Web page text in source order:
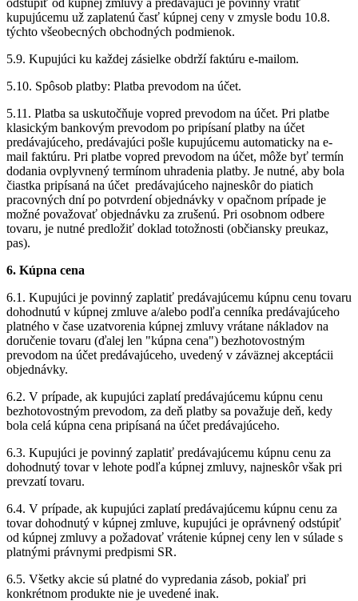
kupujúcemu už zaplatenú časť kúpnej ceny v zmysle bodu 10.8.
týchto všeobecných obchodných podmienok.
5.9. Kupujúci ku každej zásielke obdrží faktúru e-mailom.
5.10. Spôsob platby: Platba prevodom na účet.
5.11. Platba sa uskutočňuje vopred prevodom na účet. Pri platbe
klasickým bankovým prevodom po pripísaní platby na účet
predávajúceho, predávajúci pošle kupujúcemu automaticky na e-
mail faktúru. Pri platbe vopred prevodom na účet, môže byť termín
dodania ovplyvnený termínom uhradenia platby. Je nutné, aby bola
čiastka pripísaná na účet predávajúceho najneskôr do piatich
pracovných dní po potvrdení objednávky v opačnom prípade je
možné považovať objednávku za zrušenú. Pri osobnom odbere
tovaru, je nutné predložiť doklad totožnosti (občiansky preukaz,
pas).
6. Kúpna cena
6.1. Kupujúci je povinný zaplatiť predávajúcemu kúpnu cenu tovaru
dohodnutú v kúpnej zmluve a/alebo podľa cenníka predávajúceho
platného v čase uzatvorenia kúpnej zmluvy vrátane nákladov na
doručenie tovaru (ďalej len "kúpna cena") bezhotovostným
prevodom na účet predávajúceho, uvedený v záväznej akceptácii
objednávky.
6.2. V prípade, ak kupujúci zaplatí predávajúcemu kúpnu cenu
bezhotovostným prevodom, za deň platby sa považuje deň, kedy
bola celá kúpna cena pripísaná na účet predávajúceho.
6.3. Kupujúci je povinný zaplatiť predávajúcemu kúpnu cenu za
dohodnutý tovar v lehote podľa kúpnej zmluvy, najneskôr však pri
prevzatí tovaru.
6.4. V prípade, ak kupujúci zaplatí predávajúcemu kúpnu cenu za
tovar dohodnutý v kúpnej zmluve, kupujúci je oprávnený odstúpiť
od kúpnej zmluvy a požadovať vrátenie kúpnej ceny len v súlade s
platnými právnymi predpismi SR.
6.5. Všetky akcie sú platné do vypredania zásob, pokiaľ pri
konkrétnom produkte nie je uvedené inak.